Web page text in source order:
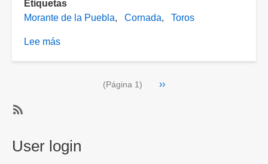
Etiquetas
Morante de la Puebla
Cornada Toros
Lee más
como
grave
(Página 1)
Siguiente
››
a
Toros
User login